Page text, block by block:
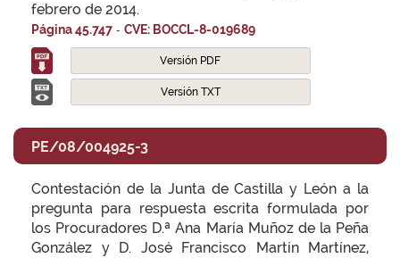
febrero de 2014.
Página 45.747 - CVE: BOCCL-8-019689
Versión PDF
Versión TXT
PE/08/004925-3
Contestación de la Junta de Castilla y León a la
pregunta para respuesta escrita formulada por
los Procuradores D.ª Ana María Muñoz de la Peña
González y D. José Francisco Martín Martínez,